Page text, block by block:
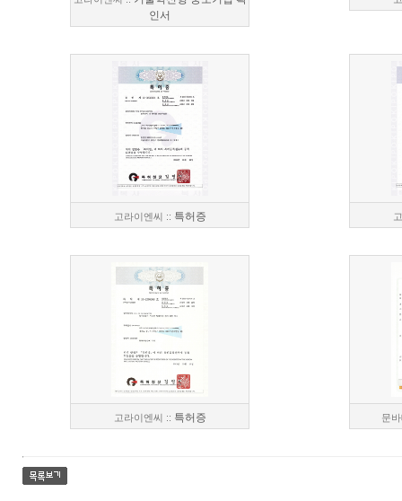
인서
고라이엔씨 :: 특허증
고라이엔씨 :: 특허증 문